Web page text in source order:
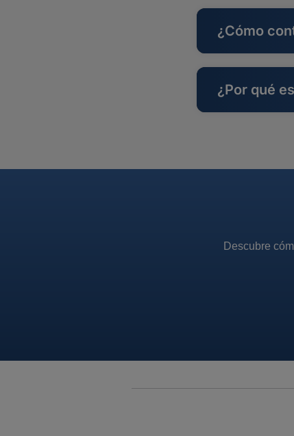
¿Cómo
¿Por qué
Descubre